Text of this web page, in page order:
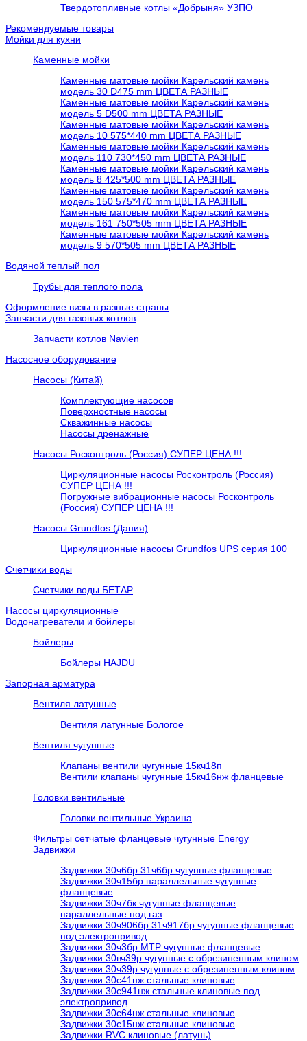
Твердотопливные котлы «Добрыня» УЗПО
Рекомендуемые товары
Мойки для кухни
Каменные мойки
Каменные матовые мойки Карельский камень
модель 30 D475 mm ЦВЕТА РАЗНЫЕ
Каменные матовые мойки Карельский камень
модель 5 D500 mm ЦВЕТА РАЗНЫЕ
Каменные матовые мойки Карельский камень
модель 10 575*440 mm ЦВЕТА РАЗНЫЕ
Каменные матовые мойки Карельский камень
модель 110 730*450 mm ЦВЕТА РАЗНЫЕ
Каменные матовые мойки Карельский камень
модель 8 425*500 mm ЦВЕТА РАЗНЫЕ
Каменные матовые мойки Карельский камень
модель 150 575*470 mm ЦВЕТА РАЗНЫЕ
Каменные матовые мойки Карельский камень
модель 161 750*505 mm ЦВЕТА РАЗНЫЕ
Каменные матовые мойки Карельский камень
модель 9 570*505 mm ЦВЕТА РАЗНЫЕ
Водяной теплый пол
Трубы для теплого пола
Оформление визы в разные страны
Запчасти для газовых котлов
Запчасти котлов Navien
Насосное оборудование
Насосы (Китай)
Комплектующие насосов
Поверхностные насосы
Скважинные насосы
Насосы дренажные
Насосы Росконтроль (Россия) СУПЕР ЦЕНА !!!
Циркуляционные насосы Росконтроль (Россия)
СУПЕР ЦЕНА !!!
Погружные вибрационные насосы Росконтроль
(Россия) СУПЕР ЦЕНА !!!
Насосы Grundfos (Дания)
Циркуляционные насосы Grundfos UPS серия 100
Счетчики воды
Счетчики воды БЕТАР
Насосы циркуляционные
Водонагреватели и бойлеры
Бойлеры
Бойлеры HAJDU
Запорная арматура
Вентиля латунные
Вентиля латунные Бологое
Вентиля чугунные
Клапаны вентили чугунные 15кч18п
Вентили клапаны чугунные 15кч16нж фланцевые
Головки вентильные
Головки вентильные Украина
Фильтры сетчатые фланцевые чугунные Energy
Задвижки
Задвижки 30ч6бр 31ч6бр чугунные фланцевые
Задвижки 30ч15бр параллельные чугунные
фланцевые
Задвижки 30ч7бк чугунные фланцевые
параллельные под газ
Задвижки 30ч906бр 31ч917бр чугунные фланцевые
под электропривод
Задвижки 30ч3бр МТР чугунные фланцевые
Задвижки 30вч39р чугунные с обрезиненным клином
Задвижки 30ч39р чугунные с обрезиненным клином
Задвижки 30с41нж стальные клиновые
Задвижки 30с941нж стальные клиновые под
электропривод
Задвижки 30с64нж стальные клиновые
Задвижки 30с15нж стальные клиновые
Задвижки RVC клиновые (латунь)